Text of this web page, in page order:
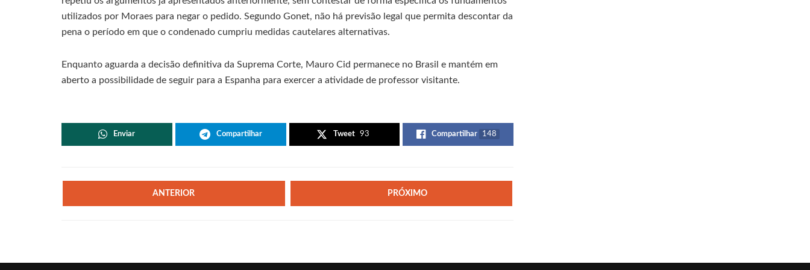
utilizados por Moraes para negar o pedido. Segundo Gonet, não há previsão legal que permita descontar da
pena o período em que o condenado cumpriu medidas cautelares alternativas.
Enquanto aguarda a decisão definitiva da Suprema Corte, Mauro Cid permanece no Brasil e mantém em
aberto a possibilidade de seguir para a Espanha para exercer a atividade de professor visitante.
Enviar Compartilhar Tweet 93 Compartilhar 148
ANTERIOR PRÓXIMO